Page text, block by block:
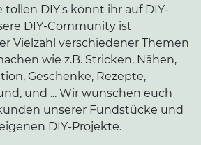
tollen DIY's könnt ihr auf DIY-
DIY-Community ist
Vielzahl verschiedener Themen
wie z.B. Stricken, Nähen,
Geschenke, Rezepte,
und ... Wir wünschen euch
unserer Fundstücke und
DIY-Projekte.